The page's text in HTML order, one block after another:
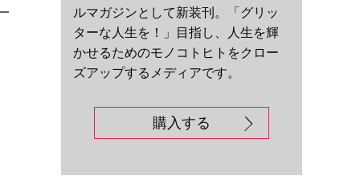
ルマガジンとして新装刊。「グリッ
ターな人生を！」目指し、人生を輝
かせるためのモノコトヒトをクロー
ズアップするメディアです。
購入する